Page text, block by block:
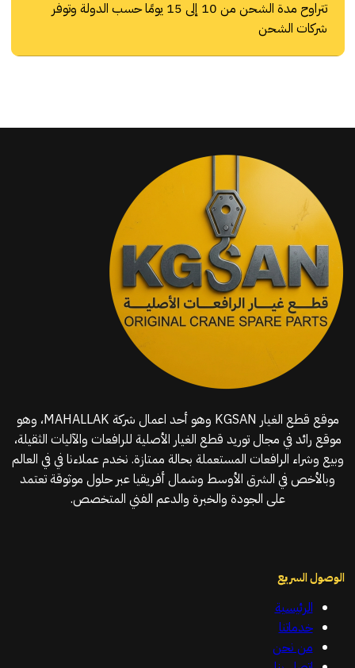
تتراوح مدة الشحن من 10 إلى 15 يومًا حسب الدولة وتوفر
شركات الشحن
موقع قطع الغيار KGSAN وهو أحد اعمال شركة MAHALLAK، وهو
موقع رائد في مجال توريد قطع الغيار الأصلية للرافعات والآليات الثقيلة،
وبيع وشراء الرافعات المستعملة بحالة ممتازة. نخدم عملاءنا في في العالم
وبالأخص في الشرق الأوسط وشمال أفريقيا عبر حلول موثوقة تعتمد
على الجودة والخبرة والدعم الفني المتخصص.
الوصول السريع
الرئيسية
خدماتنا
من نحن